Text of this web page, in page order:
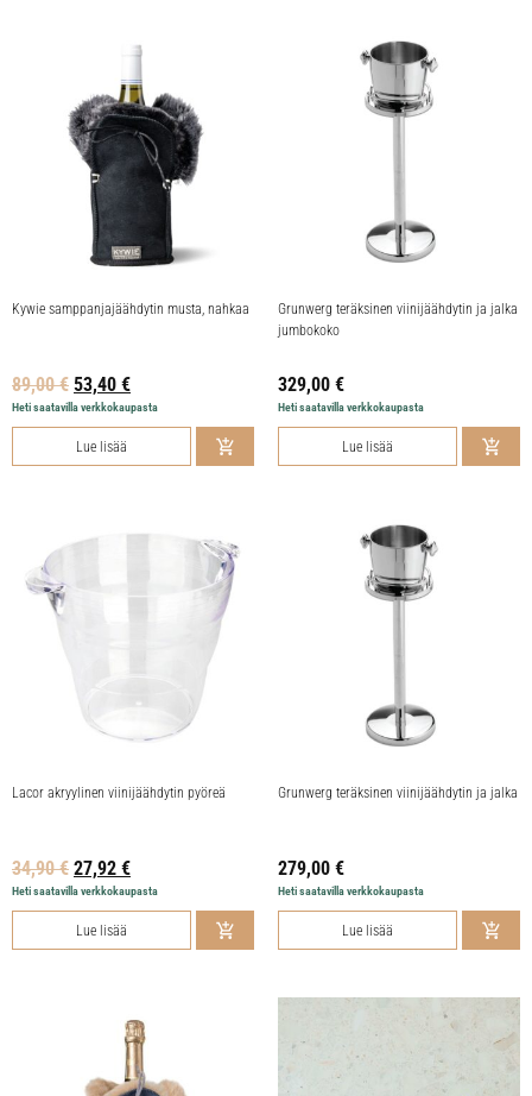
Kywie samppanjajäähdytin musta, nahkaa
89,00€ 53,40 €
Heti saatavilla verkkokaupasta
Lue lisää
Grunwerg teräksinen viinijäähdytin ja jalka
jumbokoko
329,00 €
Heti saatavilla verkkokaupasta
Lue lisää
Lacor akryylinen viinijäähdytin pyöreä
34,90€ 27,92 €
Heti saatavilla verkkokaupasta
Lue lisää
Grunwerg teräksinen viinijäähdytin ja jalka
279,00 €
Heti saatavilla verkkokaupasta
Lue lisää